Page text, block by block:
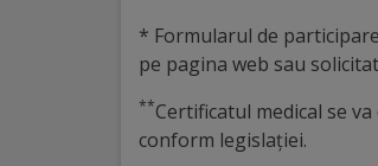
Organigrama
Aparatul
primăriei
* Formularul de
pe pagina web sau
**Certificatul medical se
conform legislaţiei.